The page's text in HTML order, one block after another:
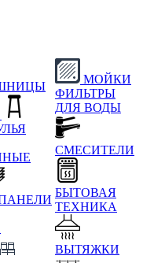
МОЙКИ
ФИЛЬТРЫ
ДЛЯ ВОДЫ
СМЕСИТЕЛИ
БЫТОВАЯ
ТЕХНИКА
ВЫТЯЖКИ